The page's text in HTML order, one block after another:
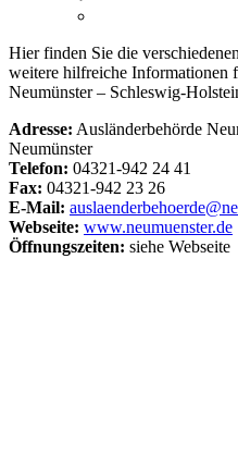
Hier finden Sie die
weitere hilfreiche Informationen
Neumünster – Schleswig-
Adresse: Ausländerbehörde
Neumünster
Telefon: 04321-942 24 41
Fax: 04321-942 23 26
E-Mail:
Webseite: www.neumuenster.de
Öffnungszeiten: siehe Webseite